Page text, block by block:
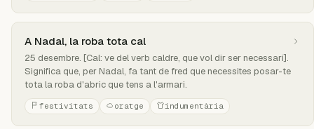
A Nadal, la roba tota cal
25 desembre. [Cal: ve del verb caldre, que vol dir ser necessari].
Significa que, per Nadal, fa tant de fred que necessites posar-te
tota la roba d'abric que tens a l'armari.
festivitats oratge indumentària